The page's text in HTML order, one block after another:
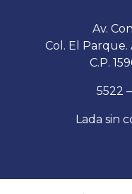
Av.
Col. El Parque.
C.P.
5522
Lada sin